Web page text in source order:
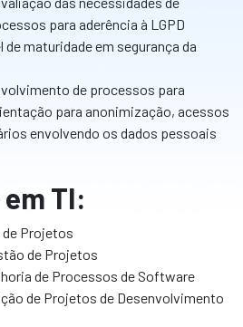
para aderência à LGPD
maturidade em segurança da
de processos para
para anonimização, acessos
envolvendo os dados pessoais
TI:
Projetos
de Projetos
de Processos de Software
de Projetos de Desenvolvimento